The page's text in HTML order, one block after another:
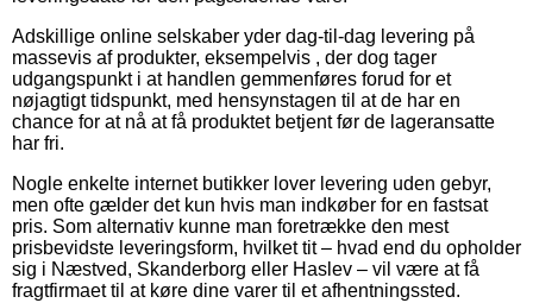
Adskillige online selskaber yder dag-til-dag levering på
massevis af produkter, eksempelvis , der dog tager
udgangspunkt i at handlen gemmenføres forud for et
nøjagtigt tidspunkt, med hensynstagen til at de har en
chance for at nå at få produktet betjent før de lageransatte
har fri.
Nogle enkelte internet butikker lover levering uden gebyr,
men ofte gælder det kun hvis man indkøber for en fastsat
pris. Som alternativ kunne man foretrække den mest
prisbevidste leveringsform, hvilket tit – hvad end du opholder
sig i Næstved, Skanderborg eller Haslev – vil være at få
fragtfirmaet til at køre dine varer til et afhentningssted.